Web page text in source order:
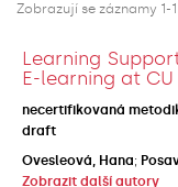
Zobrazují se záznamy 1-1
Learning
E-learning at CU
necertifikovaná
draft
Ovesleová, Hana;
Zobrazit další autory